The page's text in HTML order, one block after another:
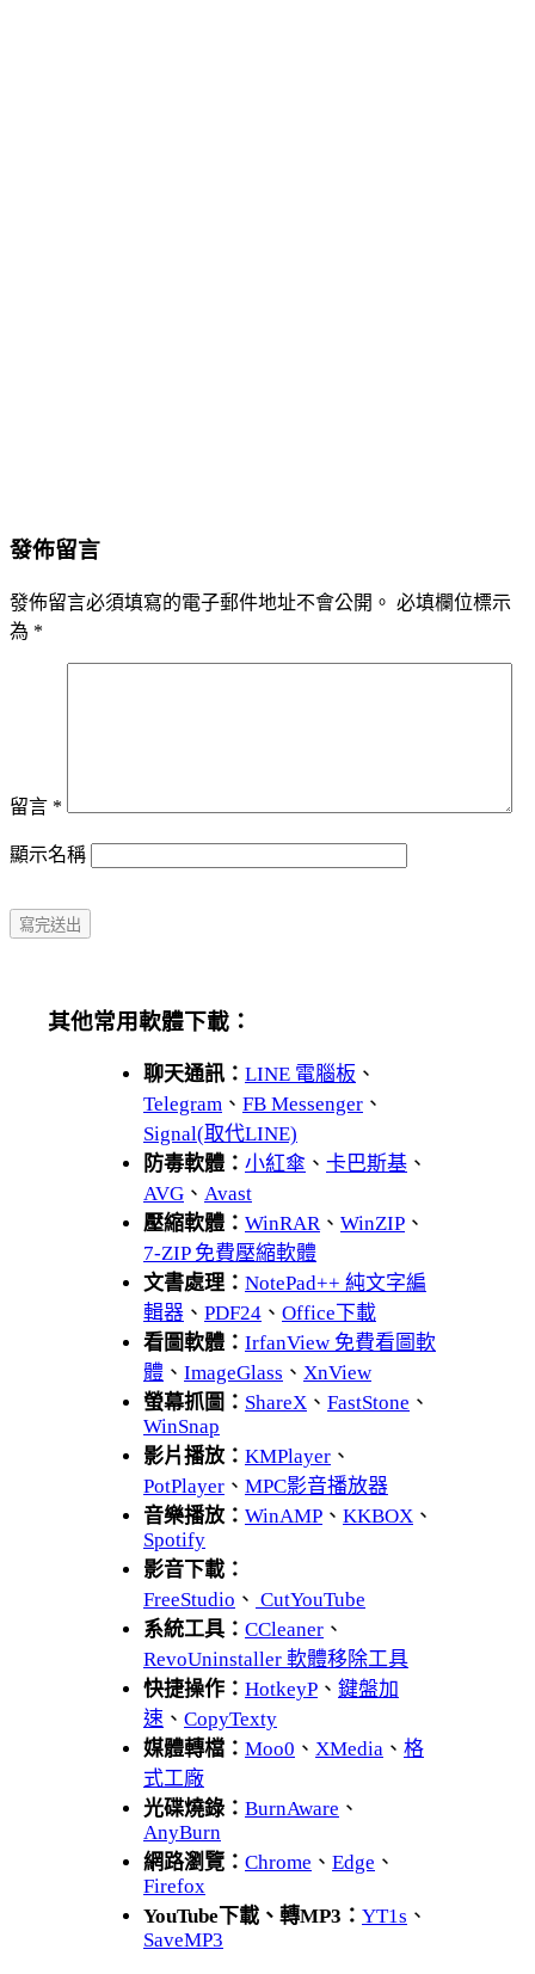
發佈留言
發佈留言必須填寫的電子郵件地址不會公開。 必填欄位標示
為 *
留言 *
顯示名稱
其他常用軟體下載：
聊天通訊： LINE 電腦板 、
Telegram 、 FB Messenger 、
Signal(取代LINE)
防毒軟體： 小紅傘 、 卡巴斯基 、
AVG 、 Avast
壓縮軟體： WinRAR、 WinZIP 、
7-ZIP 免費壓縮軟體
文書處理： NotePad++ 純文字編
輯器 、 PDF24 、 Office下載
看圖軟體： IrfanView 免費看圖軟
體 、 ImageGlass 、 XnView
螢幕抓圖： ShareX 、 FastStone 、
WinSnap
影片播放： KMPlayer 、
PotPlayer 、 MPC影音播放器
音樂播放： WinAMP 、 KKBOX 、
Spotify
影音下載：
FreeStudio 、 CutYouTube
系統工具： CCleaner 、
RevoUninstaller 軟體移除工具
快捷操作： HotkeyP 、 鍵盤加
速 、 CopyTexty
媒體轉檔： Moo0 、 XMedia 、 格
式工廠
光碟燒錄： BurnAware 、
AnyBurn
網路瀏覽： Chrome 、 Edge 、
Firefox
YouTube下載、轉MP3： YT1s 、
SaveMP3